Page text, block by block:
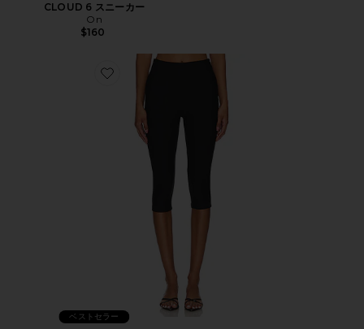
CLOUD 6 スニーカー
On
$160
Favorite CHAYA カプリ
ベストセラー